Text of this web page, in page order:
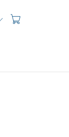
Einkaufswagen